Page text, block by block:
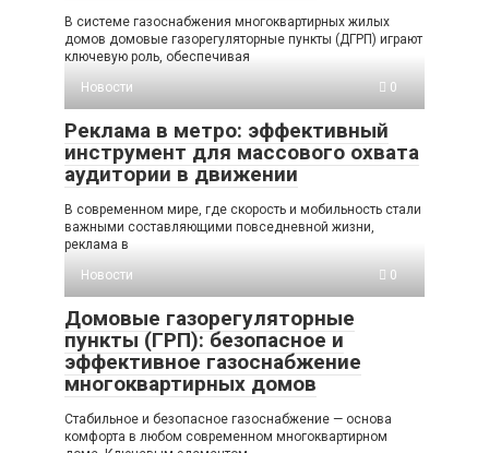
В системе газоснабжения многоквартирных жилых
домов домовые газорегуляторные пункты (ДГРП) играют
ключевую роль, обеспечивая
Новости
0
Реклама в метро: эффективный
инструмент для массового охвата
аудитории в движении
В современном мире, где скорость и мобильность стали
важными составляющими повседневной жизни,
реклама в
Новости
0
Домовые газорегуляторные
пункты (ГРП): безопасное и
эффективное газоснабжение
многоквартирных домов
Стабильное и безопасное газоснабжение — основа
комфорта в любом современном многоквартирном